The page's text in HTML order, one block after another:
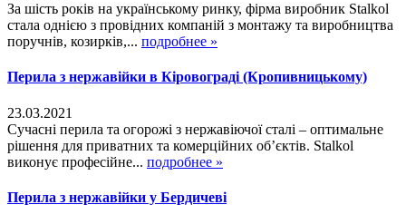
За шість років на українському ринку, фірма виробник Stalkol
стала однією з провідних компаній з монтажу та виробництва
поручнів, козирків,... подробнее »
Перила з нержавійки в Кіровограді (Кропивницькому)
23.03.2021
Сучасні перила та огорожі з нержавіючої сталі – оптимальне
рішення для приватних та комерційних об’єктів. Stalkol
виконує професійне... подробнее »
Перила з нержавійки у Бердичеві